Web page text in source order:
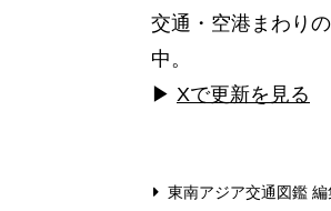
交通・空港まわり
中。
▶ Xで更新を見る
東南アジア交通図鑑